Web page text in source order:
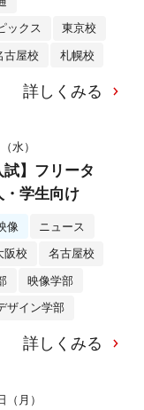
ックス 東京校
古屋校 札幌校
詳しくみる
水）
試】フリータ
・学生向け
像 ニュース
阪校 名古屋校
映像学部
ザイン学部
詳しくみる
（月）